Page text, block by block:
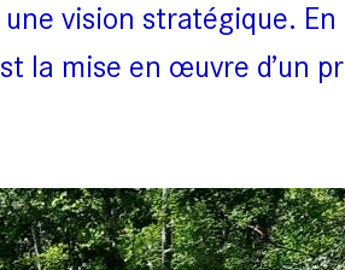
vision stratégique.
la mise en œuvre d’un